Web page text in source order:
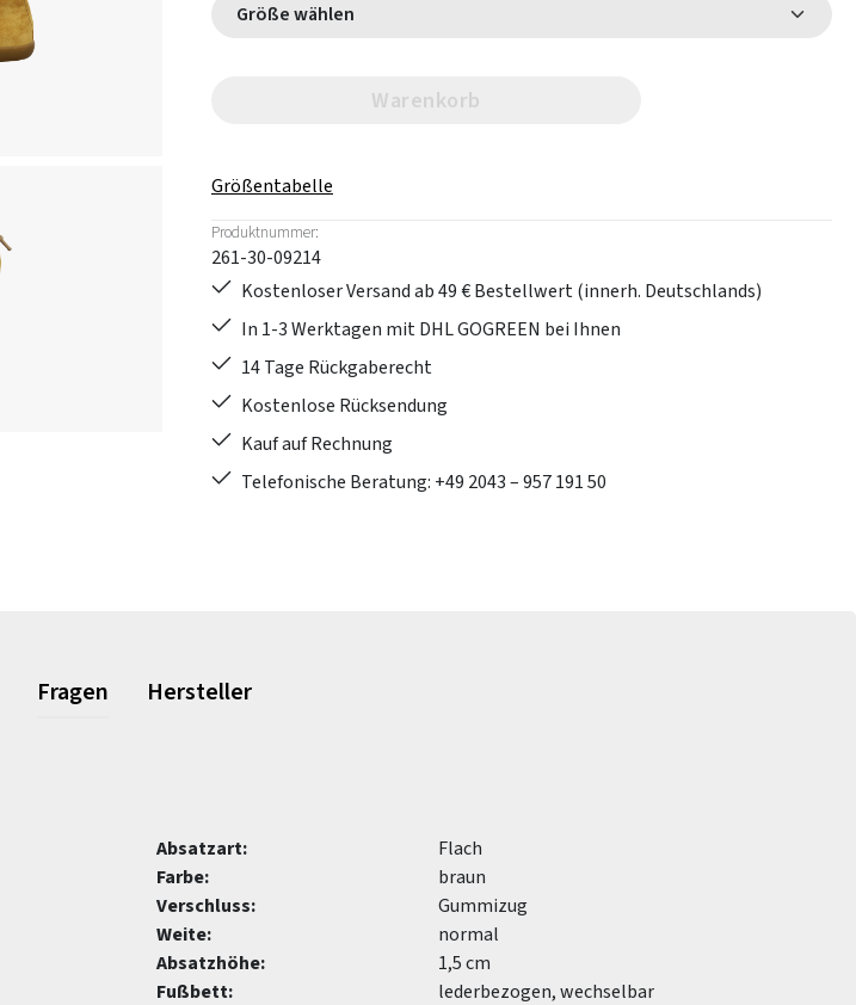
Größe wählen
Warenkorb
Größentabelle
Produktnummer:
261-30-09214
Kostenloser Versand ab 49 € Bestellwert (innerh. Deutschlands)
In 1-3 Werktagen mit DHL GOGREEN bei Ihnen
14 Tage Rückgaberecht
Kostenlose Rücksendung
Kauf auf Rechnung
Telefonische Beratung: +49 2043 – 957 191 50
Fragen Hersteller
Absatzart:
Flach
Farbe:
braun
Verschluss:
Gummizug
Weite:
normal
Absatzhöhe:
1,5 cm
Fußbett:
lederbezogen, wechselbar